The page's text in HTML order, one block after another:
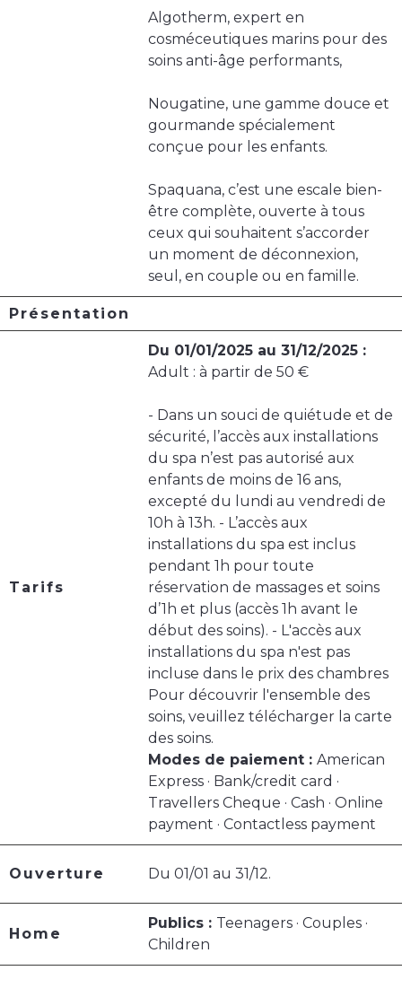
Algotherm, expert en
cosméceutiques marins pour des
soins anti-âge performants,
Nougatine, une gamme douce et
gourmande spécialement
conçue pour les enfants.
Spaquana, c’est une escale bien-
être complète, ouverte à tous
ceux qui souhaitent s’accorder
un moment de déconnexion,
seul, en couple ou en famille.
Présentation
Tarifs
Du 01/01/2025 au 31/12/2025 :
Adult : à partir de 50 €
- Dans un souci de quiétude et de
sécurité, l’accès aux installations
du spa n’est pas autorisé aux
enfants de moins de 16 ans,
excepté du lundi au vendredi de
10h à 13h. - L’accès aux
installations du spa est inclus
pendant 1h pour toute
réservation de massages et soins
d’1h et plus (accès 1h avant le
début des soins). - L'accès aux
installations du spa n'est pas
incluse dans le prix des chambres
Pour découvrir l'ensemble des
soins, veuillez télécharger la carte
des soins.
Modes de paiement : American
Express · Bank/credit card ·
Travellers Cheque · Cash · Online
payment · Contactless payment
Ouverture Du 01/01 au 31/12.
Home
Publics : Teenagers · Couples ·
Children